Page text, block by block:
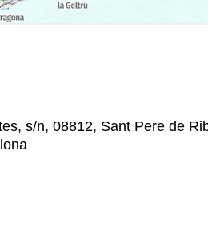
s/n, 08812, Sant Pere de